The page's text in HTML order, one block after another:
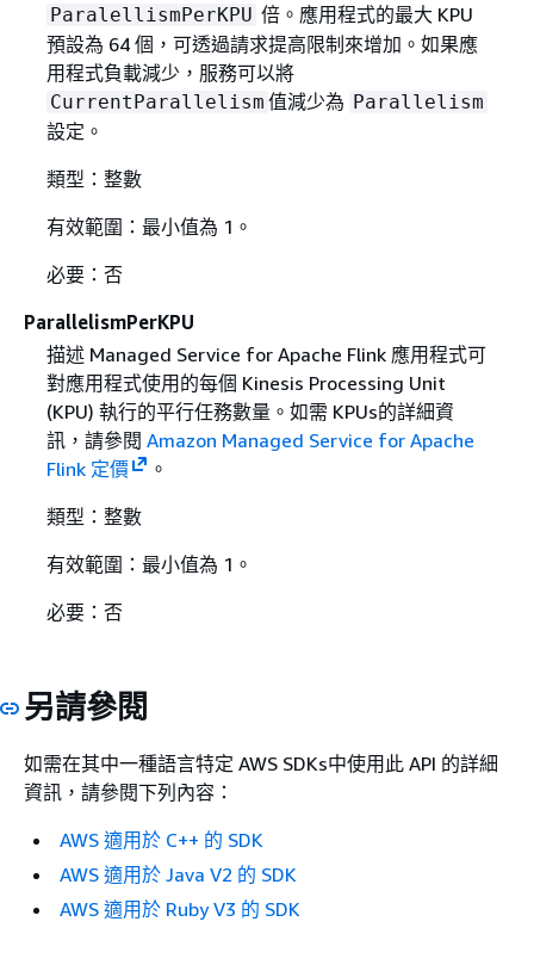
ParalellismPerKPU 倍。應用程式的最大 KPU
預設為 64 個，可透過請求提高限制來增加。如果應
用程式負載減少，服務可以將
CurrentParallelism 值減少為 Parallelism
設定。
類型：整數
有效範圍：最小值為 1。
必要：否
ParallelismPerKPU
描述 Managed Service for Apache Flink 應用程式可
對應用程式使用的每個 Kinesis Processing Unit
(KPU) 執行的平行任務數量。如需 KPUs的詳細資
訊，請參閱 Amazon Managed Service for Apache
Flink 定價
。
類型：整數
有效範圍：最小值為 1。
必要：否
另請參閱
如需在其中一種語言特定 AWS SDKs中使用此 API 的詳細
資訊，請參閱下列內容：
AWS 適用於 C++ 的 SDK
AWS 適用於 Java V2 的 SDK
AWS 適用於 Ruby V3 的 SDK